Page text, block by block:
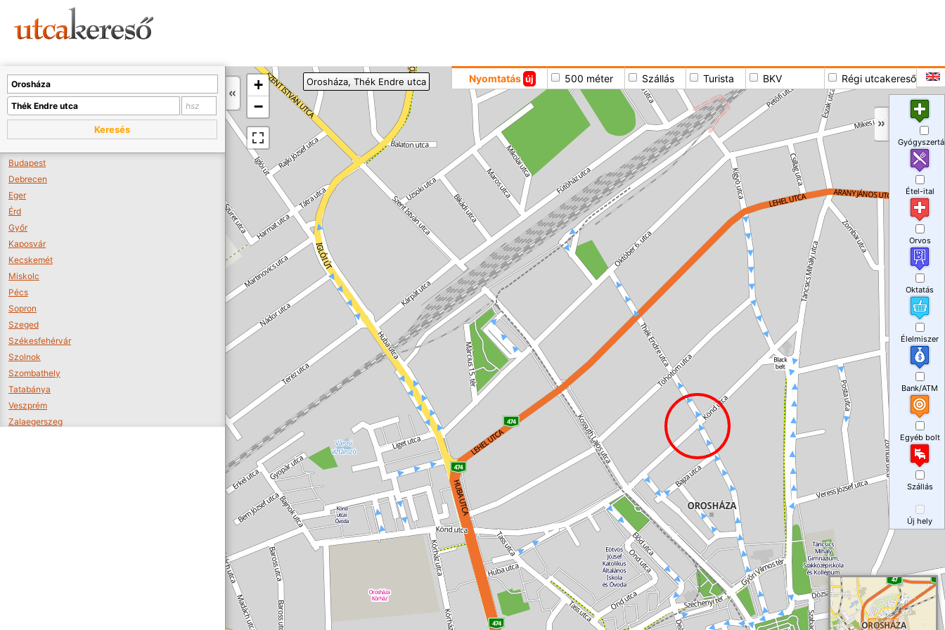
+
−
Nyomtatás új 500 méter Szállás Turista BKV Régi utcakereső
Orosháza, Thék Endre utca
Keresés
Budapest
Debrecen
Eger
Érd
Győr
Kaposvár
Kecskemét
Miskolc
Pécs
Sopron
Szeged
Székesfehérvár
Szolnok
Szombathely
Tatabánya
Veszprém
Zalaegerszeg
Étel-ital
Orvos
Oktatás
Élelmiszer
Bank/ATM
Egyéb bolt
Szállás
Új hely
A térképet kicsinyíteni kell, hogy látszódjanak a boltok.
Boltok látszódjanak >>